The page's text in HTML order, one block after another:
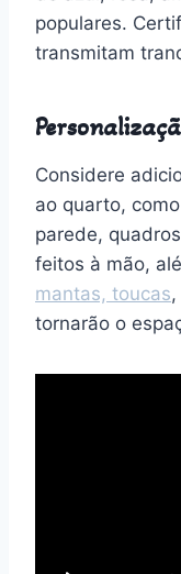
populares.
transmitam
Considere
ao quarto,
parede,
feitos à mão,
mantas, toucas
tornarão o